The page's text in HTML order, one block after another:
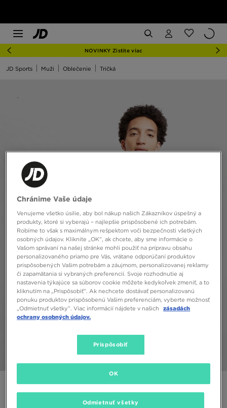
NOVINKY Zistite viac
JD Sports Muži Oblečenie Tričká
CHAMPION TRIČKO CREWNECK TRIČKO
Chránime Vaše údaje
Venujeme všetko úsilie, aby bol nákup našich Zákazníkov úspešný a
produkty, ktoré si vyberajú – najlepšie prispôsobené ich potrebám.
Robíme to však s maximálnym rešpektom voči bezpečnosti všetkých
osobných údajov. Kliknite „OK”, ak chcete, aby sme informácie o
Vašom správaní na našej stránke mohli použiť na prípravu obsahu
personalizovaného priamo pre Vás, vrátane odporúčaní produktov
prispôsobených Vašim potrebám a záujmom, personalizovanej reklamy
či zapamätania si vybraných preferencií. Svoje rozhodnutie aj
nastavenia týkajúce sa súborov cookie môžete kedykoľvek zmeniť, a to
kliknutím na „Prispôsobiť”. Ak nechcete dostávať personalizovanú
ponuku produktov prispôsobenú Vašim preferenciám, vyberte možnosť
„Odmietnuť všetky”. Viac informácií nájdete v našich
zásadách
ochrany osobných údajov.
Prispôsobiť
Odmietnuť všetky
OK